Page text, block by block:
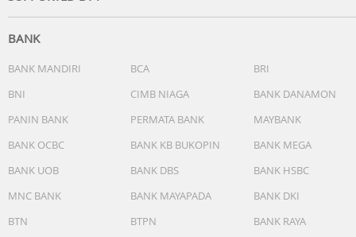
- Berat : 88gr
1 x Mediatech Mini Travel Adaptor 35W MT 810
1 x Pouch
Ketentuan garansi :
1. Garansi hanya untuk kerusakan murni prodak (cacat
pengiriman / pengguna(pembeli).
2. Wajib ada video unboxing serta video kendala prodak.
garansi.
BANK
BANK MANDIRI BCA
BRI
BNI
CIMB NIAGA
BANK DANAMON
PANIN BANK
PERMATA BANK
MAYBANK
BANK OCBC
BANK KB BUKOPIN
BANK MEGA
BANK UOB
BANK DBS
BANK HSBC
MNC BANK
BANK MAYAPADA
BANK DKI
BTN
BTPN BANK RAYA